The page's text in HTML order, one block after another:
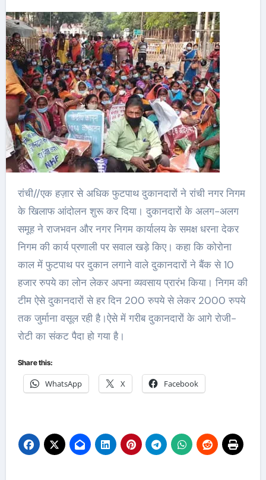
रांची//एक हज़ार से अधिक फुटपाथ दुकानदारों ने रांची नगर निगम
के खिलाफ आंदोलन शुरू कर दिया। दुकानदारों के अलग-अलग
समूह ने राजभवन और नगर निगम कार्यालय के समक्ष धरना देकर
निगम की कार्य प्रणाली पर सवाल खड़े किए। कहा कि कोरोना
काल में फुटपाथ पर दुकान लगाने वाले दुकानदारों ने बैंक से 10
हजार रुपये का लोन लेकर अपना व्यवसाय प्रारंभ किया। निगम की
टीम ऐसे दुकानदारों से हर दिन 200 रुपये से लेकर 2000 रुपये
तक जुर्माना वसूल रही है।ऐसे में गरीब दुकानदारों के आगे रोजी-
रोटी का संकट पैदा हो गया है।
Share this:
WhatsApp X Facebook